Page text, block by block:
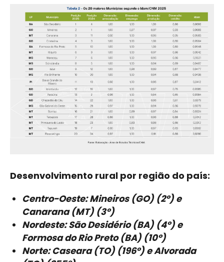
Desenvolvimento rural por região do país:
Centro-Oeste: Mineiros (GO) (2º) e
Canarana (MT) (3º)
Nordeste: São Desidério (BA) (4º) e
Formosa do Rio Preto (BA) (10º)
Norte: Caseara (TO) (196º) e Alvorada